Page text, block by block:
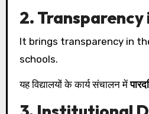
2.
It brings transparency in
schools.
यह विद्यालयों के कार्य संचालन में